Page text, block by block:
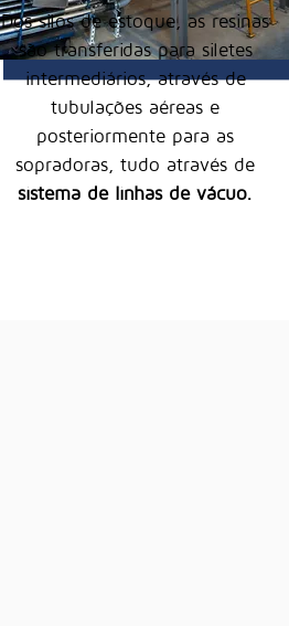
Dos silos de estoque, as resinas
são transferidas para siletes
intermediários, através de
tubulações aéreas e
posteriormente para as
sopradoras, tudo através de
sistema de linhas de vácuo.